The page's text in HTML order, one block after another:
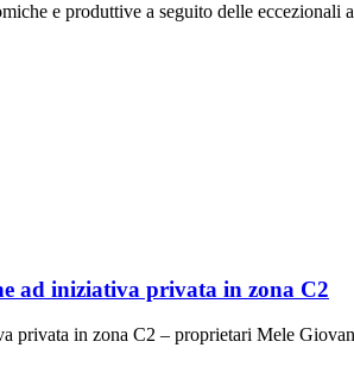
e produttive a seguito delle eccezionali
ad iniziativa privata in zona C2
privata in zona C2 – proprietari Mele